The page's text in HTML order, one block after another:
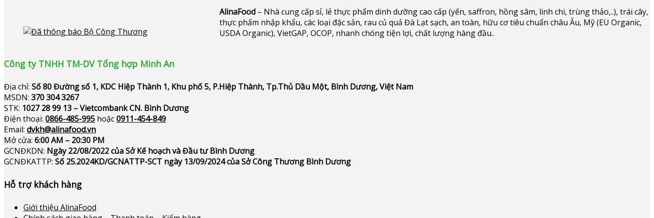
AlinaFood– Nhà cung cấp sỉ, lẻ thực phẩm dinh dưỡng cao cấp (yến, saffron, hồng sâm, linh chi, trùng thảo,..), trái cây,
thực phẩm nhập khẩu, các loại đặc sản, rau củ quả Đà Lạt sạch, an toàn, hữu cơ tiêu chuẩn châu Âu, Mỹ (EU Organic,
USDA Organic), VietGAP, OCOP, nhanh chóng tiện lợi, chất lượng hàng đầu..
Công ty TNHH TM-DV Tổng hợp Minh An
Địa chỉ: Số 80 Đường số 1, KDC Hiệp Thành 1, Khu phố 5, P.Hiệp Thành, Tp.Thủ Dầu Một, Bình Dương, Việt Nam
MSDN: 370 304 3267
STK: 1027 28 99 13 – Vietcombank CN. Bình Dương
Điện thoại: 0866-485-995 hoặc0911-454-849
Email: dvkh@alinafood.vn
Mở cửa: 6:00 AM – 20:30 PM
GCNĐKDN: Ngày 22/08/2022 của Sở Kế hoạch và Đầu tư Bình Dương
GCNĐKATTP: Số 25.2024KD/GCNATTP-SCT ngày 13/09/2024 của Sở Công Thương Bình Dương
Hỗ trợ khách hàng
Giới thiệu AlinaFood